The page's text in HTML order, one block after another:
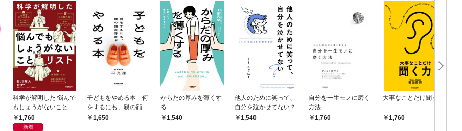
科学が解明した 悩んで
もしょうがないことリ
スト1,760
新着
子どもをやめる本 何
をするにも、親の顔が
浮かぶ
1,650
からだの厚みを薄くす
る
1,540
他人のために笑って、
自分を泣かせてない？
1,540
自分を一生モノに磨く
方法
1,760
大事なことだけ聞く力
1,760